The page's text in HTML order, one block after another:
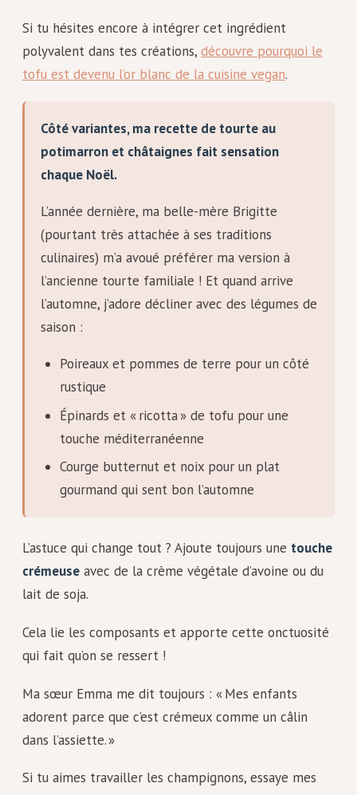
Si tu hésites encore à intégrer cet ingrédient
polyvalent dans tes créations, découvre pourquoi le
tofu est devenu l’or blanc de la cuisine vegan.
Côté variantes, ma recette de tourte au
potimarron et châtaignes fait sensation
chaque Noël.
L’année dernière, ma belle-mère Brigitte
(pourtant très attachée à ses traditions
culinaires) m’a avoué préférer ma version à
l’ancienne tourte familiale ! Et quand arrive
l’automne, j’adore décliner avec des légumes de
saison :
Poireaux et pommes de terre pour un côté
rustique
Épinards et « ricotta » de tofu pour une
touche méditerranéenne
Courge butternut et noix pour un plat
gourmand qui sent bon l’automne
L’astuce qui change tout ? Ajoute toujours une touche
crémeuse avec de la crème végétale d’avoine ou du
lait de soja.
Cela lie les composants et apporte cette onctuosité
qui fait qu’on se ressert !
Ma sœur Emma me dit toujours : « Mes enfants
adorent parce que c’est crémeux comme un câlin
dans l’assiette. »
Si tu aimes travailler les champignons, essaye mes